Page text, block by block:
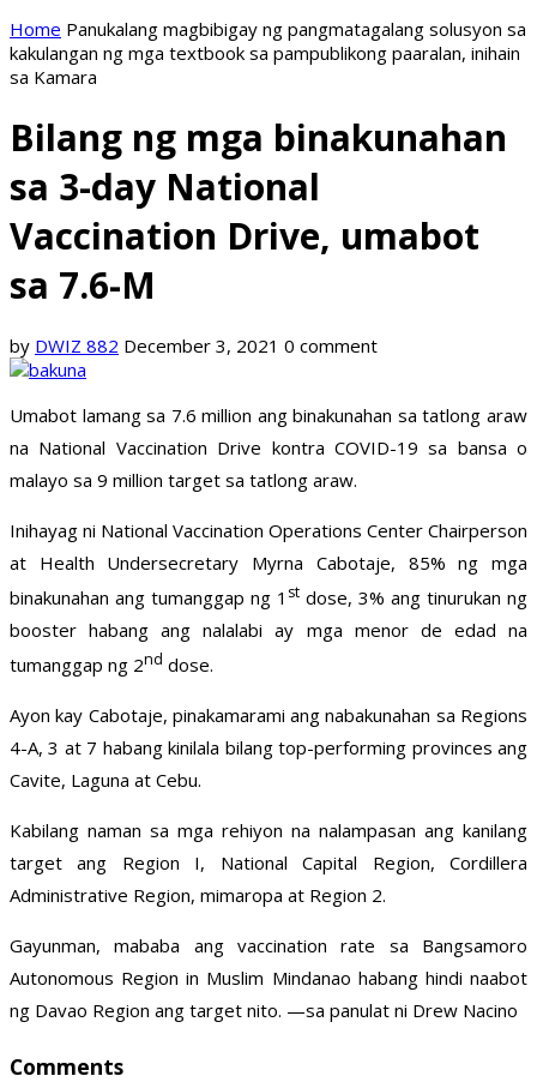
Home Panukalang magbibigay ng pangmatagalang solusyon sa
kakulangan ng mga textbook sa pampublikong paaralan, inihain
sa Kamara
Bilang ng mga binakunahan
sa 3-day National
Vaccination Drive, umabot
sa 7.6-M
by DWIZ 882 December 3, 2021 0 comment
Umabot lamang sa 7.6 million ang binakunahan sa tatlong araw
na National Vaccination Drive kontra COVID-19 sa bansa o
malayo sa 9 million target sa tatlong araw.
Inihayag ni National Vaccination Operations Center Chairperson
at Health Undersecretary Myrna Cabotaje, 85% ng mga
binakunahan ang tumanggap ng 1 st dose, 3% ang tinurukan ng
booster habang ang nalalabi ay mga menor de edad na
tumanggap ng 2nd dose.
Ayon kay Cabotaje, pinakamarami ang nabakunahan sa Regions
4-A, 3 at 7 habang kinilala bilang top-performing provinces ang
Cavite, Laguna at Cebu.
Kabilang naman sa mga rehiyon na nalampasan ang kanilang
target ang Region I, National Capital Region, Cordillera
Administrative Region, mimaropa at Region 2.
Gayunman, mababa ang vaccination rate sa Bangsamoro
Autonomous Region in Muslim Mindanao habang hindi naabot
ng Davao Region ang target nito. —sa panulat ni Drew Nacino
Comments